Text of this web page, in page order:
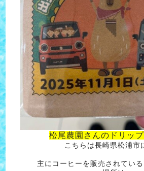
松尾農園さんのドリッ
こちらは長崎県松浦市
主にコーヒーを販売されてい